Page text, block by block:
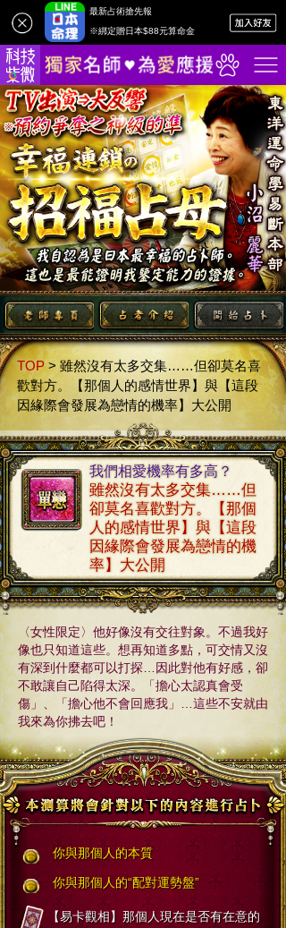
最新占術搶先報
※綁定贈日本$88元算命金
TOP>雖然沒有太多交集……但卻莫名喜
歡對方。【那個人的感情世界】與【這段
因緣際會發展為戀情的機率】大公開
我們相愛機率有多高？
雖然沒有太多交集……但
卻莫名喜歡對方。【那個
人的感情世界】與【這段
因緣際會發展為戀情的機
率】大公開
〈女性限定〉他好像沒有交往對象。不過我好
像也只知道這些。想再知道多點，可交情又沒
有深到什麼都可以打探…因此對他有好感，卻
不敢讓自己陷得太深。「擔心太認真會受
傷」、「擔心他不會回應我」…這些不安就由
我來為你拂去吧！
你與那個人的本質
你與那個人的“配對運勢盤”
【易卡觀相】那個人現在是否有在意的